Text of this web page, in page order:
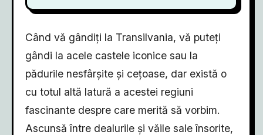
Când vă gândiți la Transilvania, vă puteți
gândi la acele castele iconice sau la
pădurile nesfârșite și cețoase, dar există o
cu totul altă latură a acestei regiuni
fascinante despre care merită să vorbim.
Ascunsă între dealurile și văile sale însorite,